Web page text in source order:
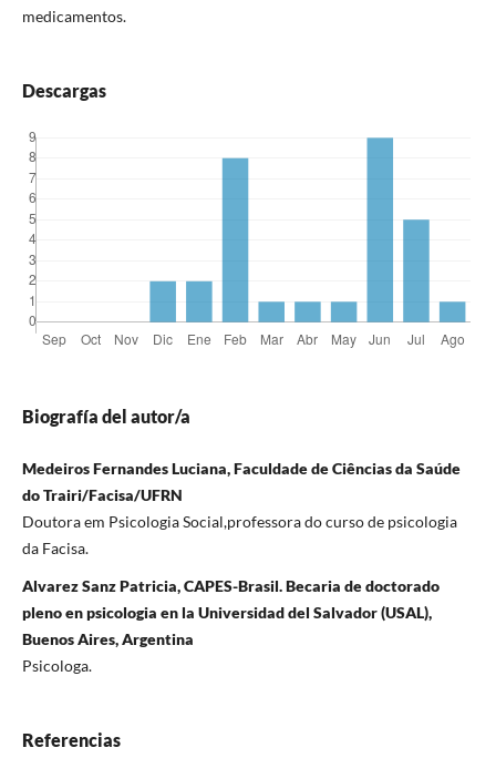
medicamentos.
Descargas
Biografía del autor/a
Medeiros Fernandes Luciana, Faculdade de Ciências da Saúde
do Trairi/Facisa/UFRN
Doutora em Psicologia Social,professora do curso de psicologia
da Facisa.
Alvarez Sanz Patricia, CAPES-Brasil. Becaria de doctorado
pleno en psicologia en la Universidad del Salvador (USAL),
Buenos Aires, Argentina
Psicologa.
Referencias